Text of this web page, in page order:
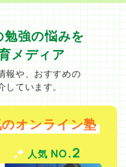
勉強の悩みを
メディア
報や、おすすめの
しています。
のオンライン塾
人気 NO.2